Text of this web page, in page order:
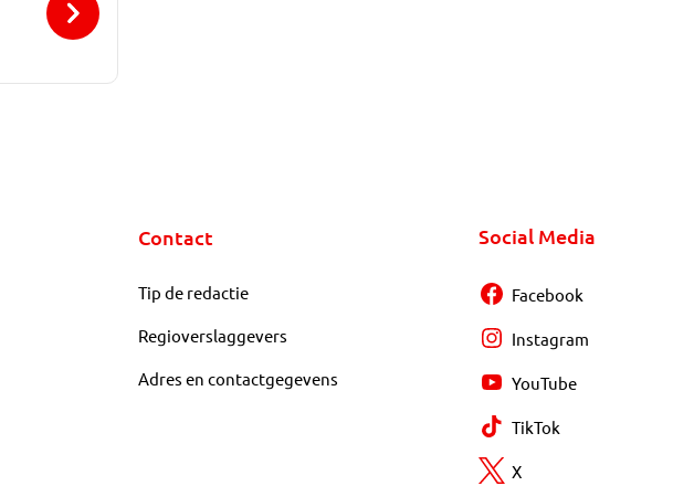
Contact
Tip de redactie
Regioverslaggevers
Adres en contactgegevens
Social Media
Facebook
Instagram
YouTube
TikTok
X